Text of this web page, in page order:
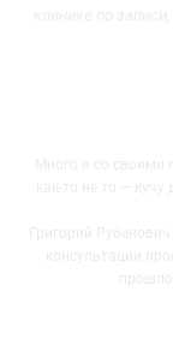
клинике
по
Много я со своими
как-то не то — кучу
Григорий
консультации